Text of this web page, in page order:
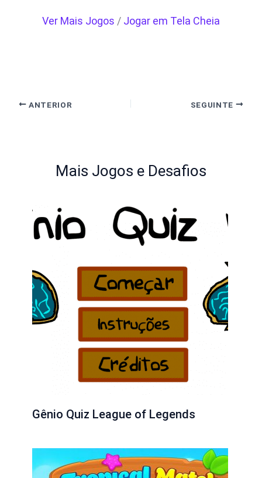
Ver Mais Jogos / Jogar em Tela Cheia
ANTERIOR SEGUINTE
Mais Jogos e Desafios
Gênio Quiz League of Legends